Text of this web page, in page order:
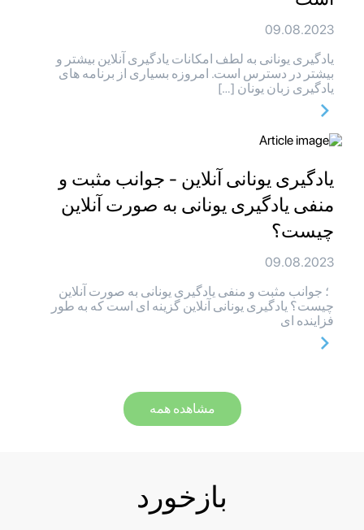
09.08.2023
یادگیری یونانی به لطف امکانات یادگیری آنلاین بیشتر و
بیشتر در دسترس است. امروزه بسیاری از برنامه های
یادگیری زبان یونان […]
یادگیری یونانی آنلاین - جوانب مثبت و
منفی یادگیری یونانی به صورت آنلاین
چیست؟
09.08.2023
؛ جوانب مثبت و منفی یادگیری یونانی به صورت آنلاین
چیست؟ یادگیری یونانی آنلاین گزینه ای است که به طور
فزاینده ای
مشاهده همه
بازخورد